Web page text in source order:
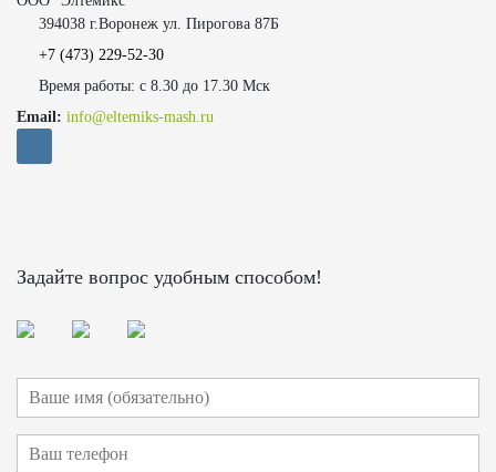
394038 г.Воронеж ул. Пирогова 87Б
+7 (473) 229-52-30
Время работы: с 8.30 до 17.30 Мск
Email: info@eltemiks-mash.ru
Задайте вопрос удобным способом!